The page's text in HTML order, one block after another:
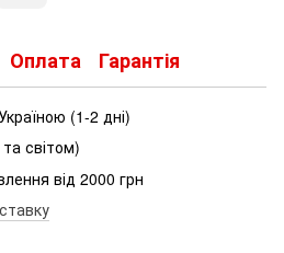
Оплата Гарантія
(1-2 дні)
світом)
від 2000 грн